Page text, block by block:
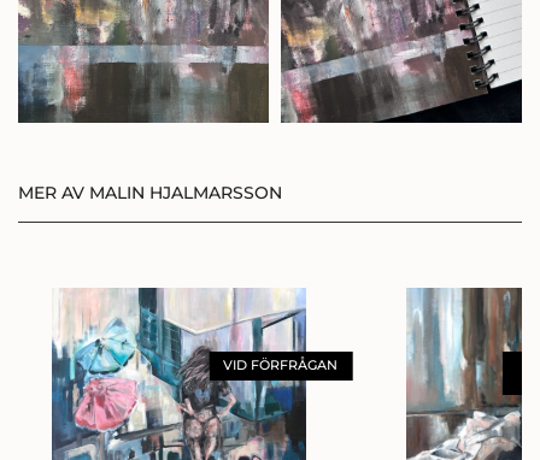
MER AV MALIN HJALMARSSON
VID FÖRFRÅGAN
BLI MEDLEM
LOGGA IN